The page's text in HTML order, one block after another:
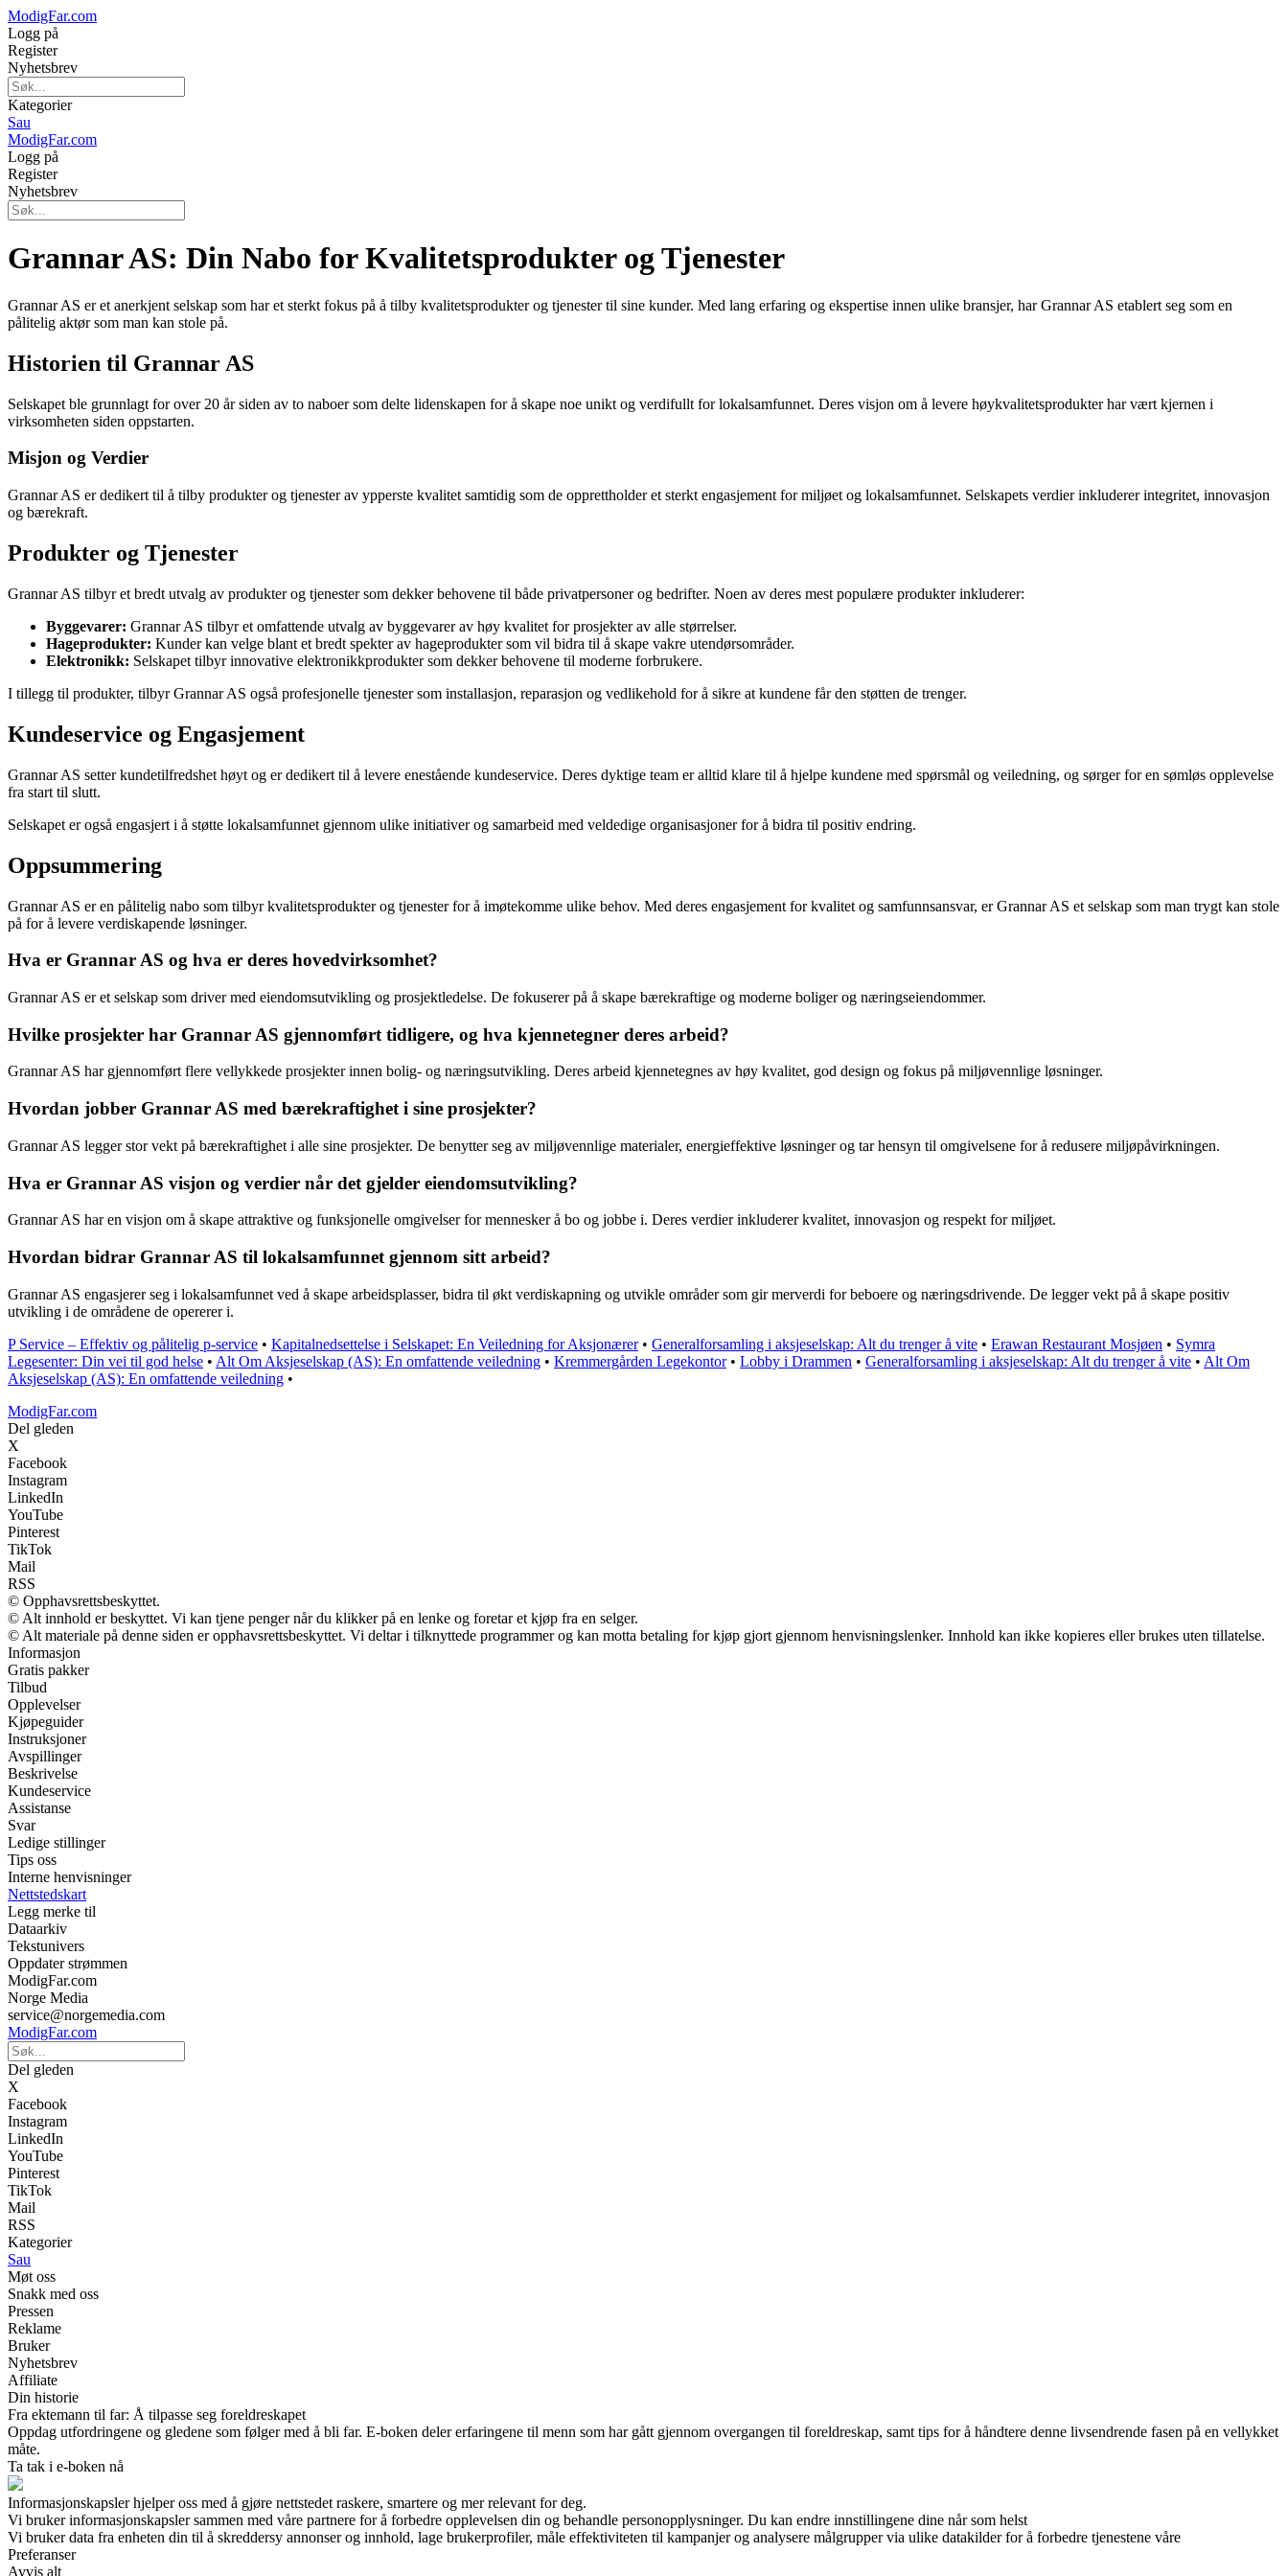
ModigFar.com
Logg på
Register
Nyhetsbrev
Kategorier
Sau
ModigFar.com
Logg på
Register
Nyhetsbrev
Grannar AS: Din Nabo for Kvalitetsprodukter og Tjenester
Grannar AS er et anerkjent selskap som har et sterkt fokus på å tilby kvalitetsprodukter og tjenester til sine kunder. Med lang erfaring og ekspertise innen ulike bransjer, har Grannar AS etablert seg som en
pålitelig aktør som man kan stole på.
Historien til Grannar AS
Selskapet ble grunnlagt for over 20 år siden av to naboer som delte lidenskapen for å skape noe unikt og verdifullt for lokalsamfunnet. Deres visjon om å levere høykvalitetsprodukter har vært kjernen i
virksomheten siden oppstarten.
Misjon og Verdier
Grannar AS er dedikert til å tilby produkter og tjenester av ypperste kvalitet samtidig som de opprettholder et sterkt engasjement for miljøet og lokalsamfunnet. Selskapets verdier inkluderer integritet, innovasjon
og bærekraft.
Produkter og Tjenester
Grannar AS tilbyr et bredt utvalg av produkter og tjenester som dekker behovene til både privatpersoner og bedrifter. Noen av deres mest populære produkter inkluderer:
Byggevarer: Grannar AS tilbyr et omfattende utvalg av byggevarer av høy kvalitet for prosjekter av alle størrelser.
Hageprodukter: Kunder kan velge blant et bredt spekter av hageprodukter som vil bidra til å skape vakre utendørsområder.
Elektronikk: Selskapet tilbyr innovative elektronikkprodukter som dekker behovene til moderne forbrukere.
I tillegg til produkter, tilbyr Grannar AS også profesjonelle tjenester som installasjon, reparasjon og vedlikehold for å sikre at kundene får den støtten de trenger.
Kundeservice og Engasjement
Grannar AS setter kundetilfredshet høyt og er dedikert til å levere enestående kundeservice. Deres dyktige team er alltid klare til å hjelpe kundene med spørsmål og veiledning, og sørger for en sømløs opplevelse
fra start til slutt.
Selskapet er også engasjert i å støtte lokalsamfunnet gjennom ulike initiativer og samarbeid med veldedige organisasjoner for å bidra til positiv endring.
Oppsummering
Grannar AS er en pålitelig nabo som tilbyr kvalitetsprodukter og tjenester for å imøtekomme ulike behov. Med deres engasjement for kvalitet og samfunnsansvar, er Grannar AS et selskap som man trygt kan stole
på for å levere verdiskapende løsninger.
Hva er Grannar AS og hva er deres hovedvirksomhet?
Grannar AS er et selskap som driver med eiendomsutvikling og prosjektledelse. De fokuserer på å skape bærekraftige og moderne boliger og næringseiendommer.
Hvilke prosjekter har Grannar AS gjennomført tidligere, og hva kjennetegner deres arbeid?
Grannar AS har gjennomført flere vellykkede prosjekter innen bolig- og næringsutvikling. Deres arbeid kjennetegnes av høy kvalitet, god design og fokus på miljøvennlige løsninger.
Hvordan jobber Grannar AS med bærekraftighet i sine prosjekter?
Grannar AS legger stor vekt på bærekraftighet i alle sine prosjekter. De benytter seg av miljøvennlige materialer, energieffektive løsninger og tar hensyn til omgivelsene for å redusere miljøpåvirkningen.
Hva er Grannar AS visjon og verdier når det gjelder eiendomsutvikling?
Grannar AS har en visjon om å skape attraktive og funksjonelle omgivelser for mennesker å bo og jobbe i. Deres verdier inkluderer kvalitet, innovasjon og respekt for miljøet.
Hvordan bidrar Grannar AS til lokalsamfunnet gjennom sitt arbeid?
Grannar AS engasjerer seg i lokalsamfunnet ved å skape arbeidsplasser, bidra til økt verdiskapning og utvikle områder som gir merverdi for beboere og næringsdrivende. De legger vekt på å skape positiv
utvikling i de områdene de opererer i.
P Service – Effektiv og pålitelig p-service • Kapitalnedsettelse i Selskapet: En Veiledning for Aksjonærer• Generalforsamling i aksjeselskap: Alt du trenger å vite • Erawan Restaurant Mosjøen • Symra
Legesenter: Din vei til god helse • Alt Om Aksjeselskap (AS): En omfattende veiledning • Kremmergården Legekontor• Lobby i Drammen • Generalforsamling i aksjeselskap: Alt du trenger å vite • Alt Om
Aksjeselskap (AS): En omfattende veiledning •
ModigFar.com
Del gleden
X
Facebook
Instagram
LinkedIn
YouTube
Pinterest
TikTok
Mail
RSS
© Opphavsrettsbeskyttet.
© Alt innhold er beskyttet. Vi kan tjene penger når du klikker på en lenke og foretar et kjøp fra en selger.
© Alt materiale på denne siden er opphavsrettsbeskyttet. Vi deltar i tilknyttede programmer og kan motta betaling for kjøp gjort gjennom henvisningslenker. Innhold kan ikke kopieres eller brukes uten tillatelse.
Informasjon
Gratis pakker
Tilbud
Opplevelser
Kjøpeguider
Instruksjoner
Avspillinger
Beskrivelse
Kundeservice
Assistanse
Svar
Ledige stillinger
Tips oss
Interne henvisninger
Nettstedskart
Legg merke til
Dataarkiv
Tekstunivers
Oppdater strømmen
ModigFar.com
Norge Media
service@norgemedia.com
ModigFar.com
Del gleden
X
Facebook
Instagram
LinkedIn
YouTube
Pinterest
TikTok
Mail
RSS
Kategorier
Sau
Møt oss
Snakk med oss
Pressen
Reklame
Bruker
Nyhetsbrev
Affiliate
Din historie
Fra ektemann til far: Å tilpasse seg foreldreskapet
Oppdag utfordringene og gledene som følger med å bli far. E-boken deler erfaringene til menn som har gått gjennom overgangen til foreldreskap, samt tips for å håndtere denne livsendrende fasen på en vellykket
måte.
Ta tak i e-boken nå
Informasjonskapsler hjelper oss med å gjøre nettstedet raskere, smartere og mer relevant for deg.
Vi bruker informasjonskapsler sammen med våre partnere for å forbedre opplevelsen din og behandle personopplysninger. Du kan endre innstillingene dine når som helst
Vi bruker data fra enheten din til å skreddersy annonser og innhold, lage brukerprofiler, måle effektiviteten til kampanjer og analysere målgrupper via ulike datakilder for å forbedre tjenestene våre
Preferanser
Avvis alt